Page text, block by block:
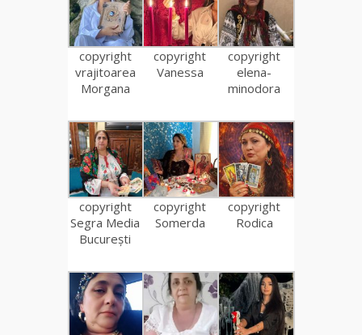
copyright
vrajitoarea
Morgana
copyright
Vanessa
copyright
elena-
minodora
copyright
Segra Media
București
copyright
Somerda
copyright
Rodica